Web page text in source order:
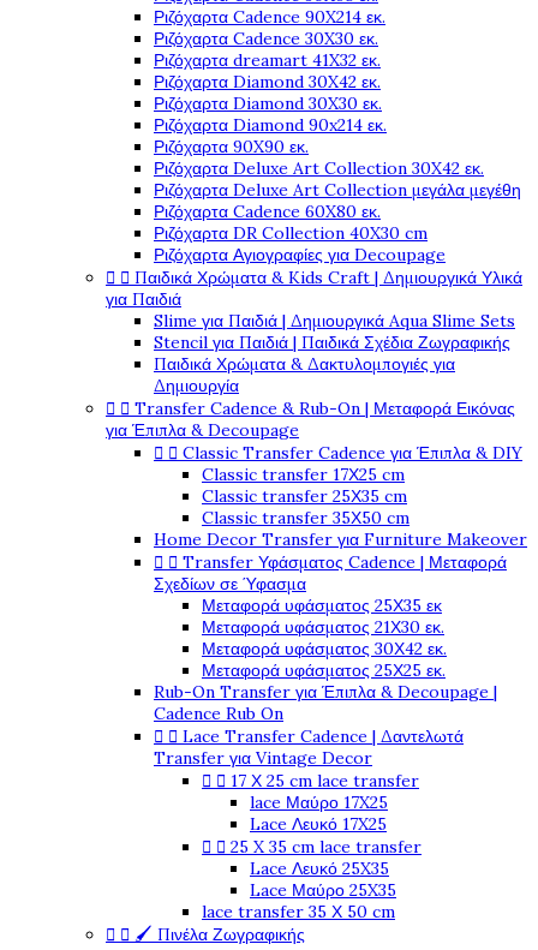
Ριζόχαρτα Cadence 90X214 εκ.
Ριζόχαρτα Cadence 30X30 εκ.
Ριζόχαρτα dreamart 41X32 εκ.
Ριζόχαρτα Diamond 30X42 εκ.
Ριζόχαρτα Diamond 30X30 εκ.
Ριζόχαρτα Diamond 90x214 εκ.
Ριζόχαρτα 90X90 εκ.
Ριζόχαρτα Deluxe Art Collection 30X42 εκ.
Ριζόχαρτα Deluxe Art Collection μεγάλα μεγέθη
Ριζόχαρτα Cadence 60X80 εκ.
Ριζόχαρτα DR Collection 40X30 cm
Ριζόχαρτα Αγιογραφίες για Decoupage
  Παιδικά Χρώματα & Kids Craft | Δημιουργικά Υλικά
για Παιδιά
Slime για Παιδιά | Δημιουργικά Aqua Slime Sets
Stencil για Παιδιά | Παιδικά Σχέδια Ζωγραφικής
Παιδικά Χρώματα & Δακτυλομπογιές για
Δημιουργία
  Transfer Cadence & Rub-On | Μεταφορά Εικόνας
για Έπιπλα & Decoupage
  Classic Transfer Cadence για Έπιπλα & DIY
Classic transfer 17Χ25 cm
Classic transfer 25Χ35 cm
Classic transfer 35Χ50 cm
Home Decor Transfer για Furniture Makeover
  Transfer Υφάσματος Cadence | Μεταφορά
Σχεδίων σε Ύφασμα
Μεταφορά υφάσματος 25Χ35 εκ
Μεταφορά υφάσματος 21Χ30 εκ.
Μεταφορά υφάσματος 30Χ42 εκ.
Μεταφορά υφάσματος 25Χ25 εκ.
Rub-On Transfer για Έπιπλα & Decoupage |
Cadence Rub On
  Lace Transfer Cadence | Δαντελωτά
Transfer για Vintage Decor
  17 Χ 25 cm lace transfer
lace Μαύρο 17X25
Lace Λευκό 17X25
  25 X 35 cm lace transfer
Lace Λευκό 25X35
Lace Μαύρο 25X35
lace transfer 35 Χ 50 cm
  🖌️ Πινέλα Ζωγραφικής